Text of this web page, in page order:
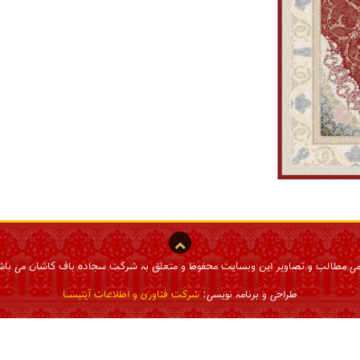
مطالب و تصاویر این وبسایت محفوظ و متعلق به شرکت سجاده باف کاشان می
طراحی و برنامه نویسی:شرکت فناوری و اطلاعات آیتیسـا